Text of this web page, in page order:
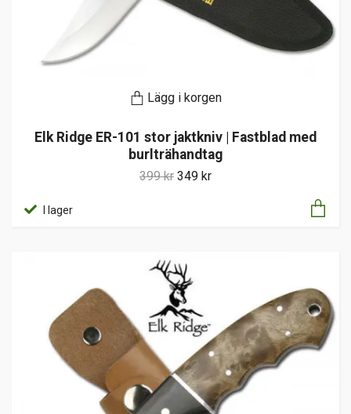
Lägg i korgen
Elk Ridge ER-101 stor jaktkniv | Fastblad med
burlträhandtag
399 kr 349 kr
I lager